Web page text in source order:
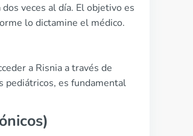
veces al día. El objetivo es
lo dictamine el médico.
a Risnia a través de
pediátricos, es fundamental